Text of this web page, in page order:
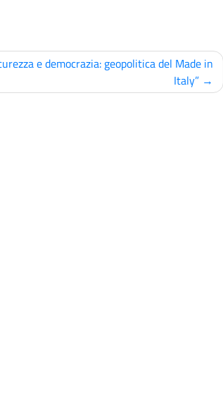
e democrazia: geopolitica del Made in
Italy”